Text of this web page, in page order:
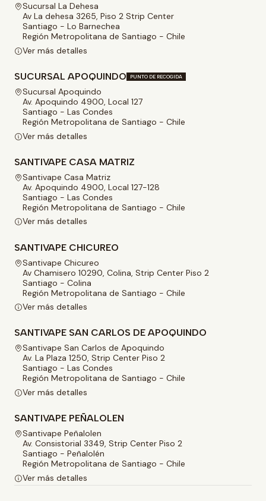
Sucursal La Dehesa
Av La dehesa 3265, Piso 2 Strip Center
Santiago - Lo Barnechea
Región Metropolitana de Santiago - Chile
Ver más detalles
SUCURSAL APOQUINDO PUNTO DE RECOGIDA
Sucursal Apoquindo
Av. Apoquindo 4900, Local 127
Santiago - Las Condes
Región Metropolitana de Santiago - Chile
Ver más detalles
SANTIVAPE CASA MATRIZ
Santivape Casa Matriz
Av. Apoquindo 4900, Local 127-128
Santiago - Las Condes
Región Metropolitana de Santiago - Chile
Ver más detalles
SANTIVAPE CHICUREO
Santivape Chicureo
Av Chamisero 10290, Colina, Strip Center Piso 2
Santiago - Colina
Región Metropolitana de Santiago - Chile
Ver más detalles
SANTIVAPE SAN CARLOS DE APOQUINDO
Santivape San Carlos de Apoquindo
Av. La Plaza 1250, Strip Center Piso 2
Santiago - Las Condes
Región Metropolitana de Santiago - Chile
Ver más detalles
SANTIVAPE PEÑALOLEN
Santivape Peñalolen
Av. Consistorial 3349, Strip Center Piso 2
Santiago - Peñalolén
Región Metropolitana de Santiago - Chile
Ver más detalles